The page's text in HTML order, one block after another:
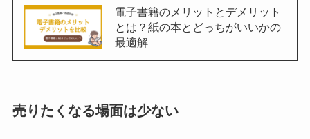
電子書籍のメリットとデメリット
とは？紙の本とどっちがいいかの
最適解
売りたくなる場面は少ない